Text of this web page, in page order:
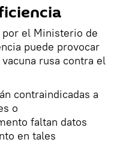
el Ministerio de
puede provocar
rusa contra el
contraindicadas a
o
faltan datos
en tales